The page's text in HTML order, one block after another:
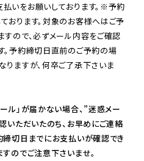
いをお願いしております。※予約
おります。対象のお客様へはご予
ので、必ずメール内容をご確認
。予約締切日直前のご予約の場
りますが、何卒ご了承下さいま
ル」が届かない場合、”迷惑メー
いただいたのち、お早めにご連絡
締切日までにお支払いが確認でき
のでご注意下さいませ。